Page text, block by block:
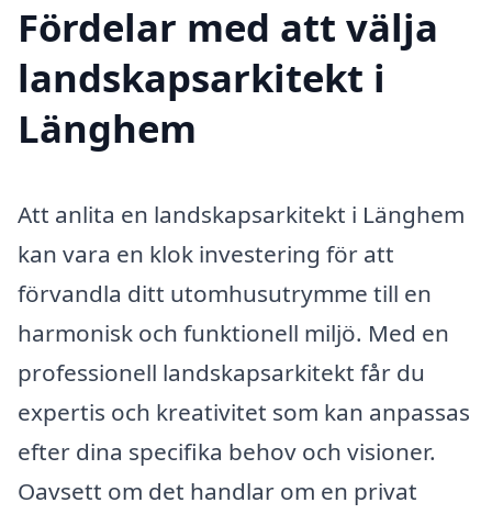
Fördelar med att välja
landskapsarkitekt i
Länghem
Att anlita en landskapsarkitekt i Länghem
kan vara en klok investering för att
förvandla ditt utomhusutrymme till en
harmonisk och funktionell miljö. Med en
professionell landskapsarkitekt får du
expertis och kreativitet som kan anpassas
efter dina specifika behov och visioner.
Oavsett om det handlar om en privat